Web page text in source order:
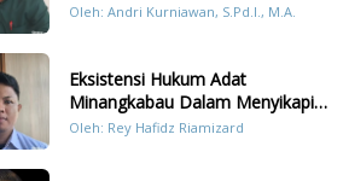
Oleh: Andri Kurniawan, S.Pd.I., M.A.
Eksistensi Hukum Adat
Minangkabau Dalam Menyikapi
Prilaku LGBT Analisis Perbandingan
Oleh: Rey Hafidz Riamizard